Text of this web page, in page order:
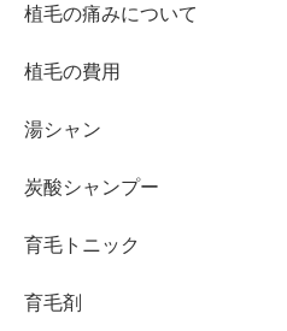
植毛の痛みについて
植毛の費用
湯シャン
炭酸シャンプー
育毛トニック
育毛剤